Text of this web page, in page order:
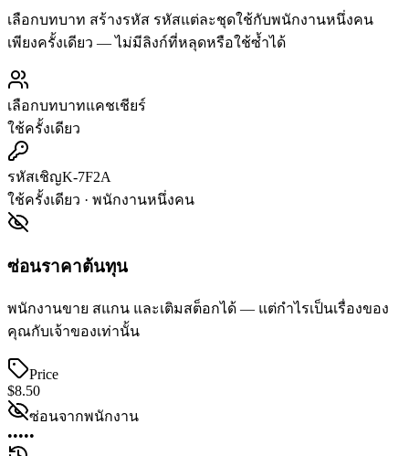
เลือกบทบาท สร้างรหัส รหัสแต่ละชุดใช้กับพนักงานหนึ่งคน
เพียงครั้งเดียว — ไม่มีลิงก์ที่หลุดหรือใช้ซ้ำได้
เลือกบทบาทแคชเชียร์
ใช้ครั้งเดียว
รหัสเชิญK-7F2A
ใช้ครั้งเดียว · พนักงานหนึ่งคน
ซ่อนราคาต้นทุน
พนักงานขาย สแกน และเติมสต็อกได้ — แต่กำไรเป็นเรื่องของ
คุณกับเจ้าของเท่านั้น
Price
$8.50
ซ่อนจากพนักงาน
•••••